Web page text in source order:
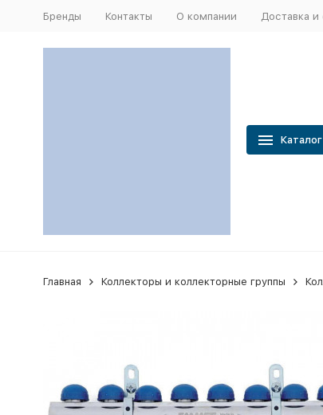
Бренды Контакты О компании Доставка и
Главная Коллекторы и коллекторные группы